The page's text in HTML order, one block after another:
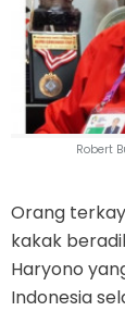
Robert
Orang
kakak
Haryono
Indonesia